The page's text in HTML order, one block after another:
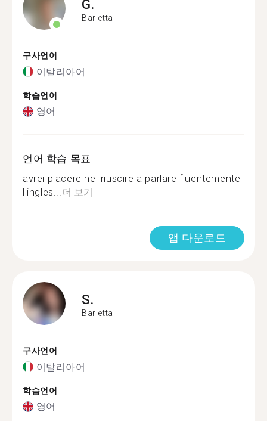
G.
Barletta
구사언어
이탈리아어
학습언어
영어
언어 학습 목표
avrei piacere nel riuscire a parlare fluentemente
l'ingles...더 보기
앱 다운로드
S.
Barletta
구사언어
이탈리아어
학습언어
영어